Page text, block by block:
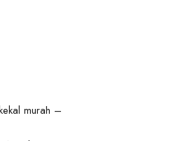
murah –